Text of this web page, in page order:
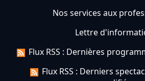
Nos services aux
Lettre
Flux RSS : Dernières
Flux RSS : Derniers